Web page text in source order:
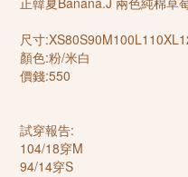
尺寸
顏色:粉/米白
價錢:550
試穿報告:
104/18穿M
94/14穿S